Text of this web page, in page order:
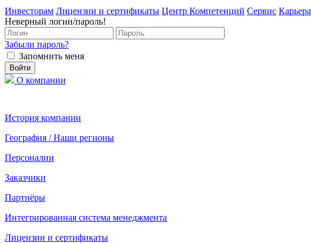
Инвесторам Лицензии и сертификаты Центр Компетенций Сервис Карьера
Неверный логин/пароль!
Забыли пароль?
Запомнить меня
О компании
История компании
География / Наши регионы
Персоналии
Заказчики
Партнёры
Интегрированная система менеджмента
Лицензии и сертификаты